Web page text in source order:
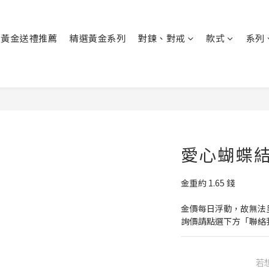
黃金送禮推薦 精選黃金系列 對鍊、對戒 款式 系列
愛心蝴蝶
金重約 1.65 錢
金價每日浮動，故無法
詢價請點選下方「聯絡
若